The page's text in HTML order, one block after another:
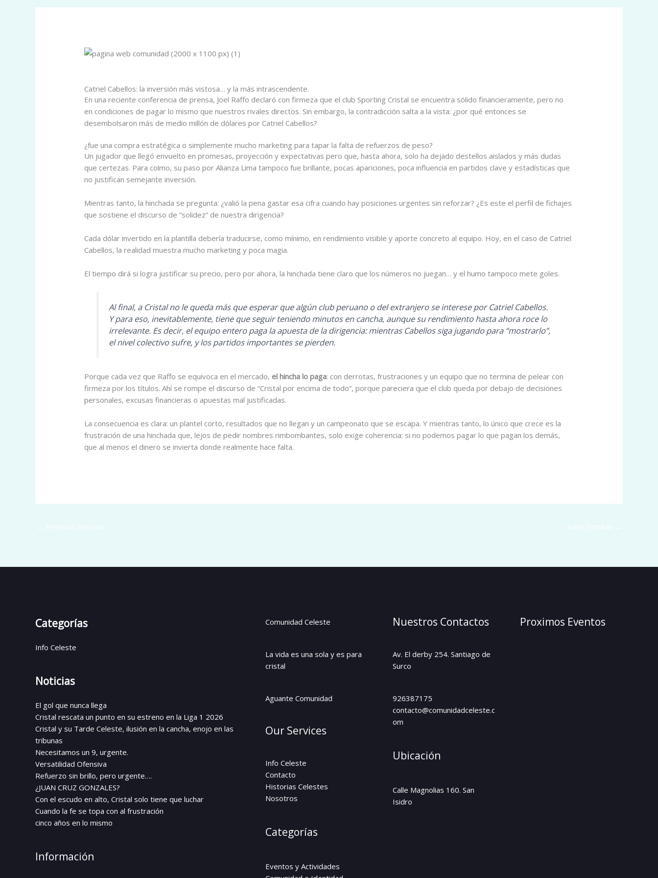
Catriel Cabellos: la inversión más vistosa… y la más intrascendente.
En una reciente conferencia de prensa, Joel Raffo declaró con firmeza que el club Sporting Cristal se encuentra sólido financieramente, pero no
en condiciones de pagar lo mismo que nuestros rivales directos. Sin embargo, la contradicción salta a la vista: ¿por qué entonces se
desembolsaron más de medio millón de dólares por Catriel Cabellos?
¿fue una compra estratégica o simplemente mucho marketing para tapar la falta de refuerzos de peso?
Un jugador que llegó envuelto en promesas, proyección y expectativas pero que, hasta ahora, solo ha dejado destellos aislados y más dudas
que certezas. Para colmo, su paso por Alianza Lima tampoco fue brillante, pocas apariciones, poca influencia en partidos clave y estadísticas que
no justifican semejante inversión.
Mientras tanto, la hinchada se pregunta: ¿valió la pena gastar esa cifra cuando hay posiciones urgentes sin reforzar? ¿Es este el perfil de fichajes
que sostiene el discurso de “solidez” de nuestra dirigencia?
Cada dólar invertido en la plantilla debería traducirse, como mínimo, en rendimiento visible y aporte concreto al equipo. Hoy, en el caso de Catriel
Cabellos, la realidad muestra mucho marketing y poca magia.
El tiempo dirá si logra justificar su precio, pero por ahora, la hinchada tiene claro que los números no juegan… y el humo tampoco mete goles.
Al final, a Cristal no le queda más que esperar que algún club peruano o del extranjero se interese por Catriel Cabellos.
Y para eso, inevitablemente, tiene que seguir teniendo minutos en cancha, aunque su rendimiento hasta ahora roce lo
irrelevante. Es decir, el equipo entero paga la apuesta de la dirigencia: mientras Cabellos siga jugando para “mostrarlo”,
el nivel colectivo sufre, y los partidos importantes se pierden.
Porque cada vez que Raffo se equivoca en el mercado,el hincha lo paga: con derrotas, frustraciones y un equipo que no termina de pelear con
firmeza por los títulos. Ahí se rompe el discurso de “Cristal por encima de todo”, porque pareciera que el club queda por debajo de decisiones
personales, excusas financieras o apuestas mal justificadas.
La consecuencia es clara: un plantel corto, resultados que no llegan y un campeonato que se escapa. Y mientras tanto, lo único que crece es la
frustración de una hinchada que, lejos de pedir nombres rimbombantes, solo exige coherencia: si no podemos pagar lo que pagan los demás,
que al menos el dinero se invierta donde realmente hace falta.
Categorías
Info Celeste
Noticias
El gol que nunca llega
Cristal rescata un punto en su estreno en la Liga 1 2026
Cristal y su Tarde Celeste, ilusión en la cancha, enojo en las
tribunas
Necesitamos un 9, urgente.
Versatilidad Ofensiva
Refuerzo sin brillo, pero urgente….
¿JUAN CRUZ GONZALES?
Con el escudo en alto, Cristal solo tiene que luchar
Cuando la fe se topa con al frustración
cinco años en lo mismo
Información
Comunidad Celeste
La vida es una sola y es para
cristal
Aguante Comunidad
Our Services
Info Celeste
Contacto
Historias Celestes
Nosotros
Categorías
Eventos y Actividades
Nuestros Contactos
Av. El derby 254. Santiago de
Surco
926387175
contacto@comunidadceleste.c
om
Ubicación
Calle Magnolias 160. San
Isidro
Proximos Eventos